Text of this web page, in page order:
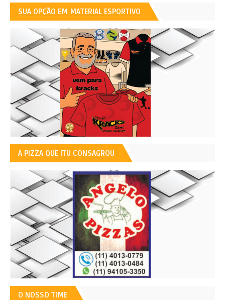
SUA OPÇÃO EM MATERIAL ESPORTIVO
A PIZZA QUE ITU CONSAGROU
O NOSSO TIME